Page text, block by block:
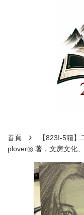
首頁 ›
【823I-5箱
plover◎ 著，文房文化